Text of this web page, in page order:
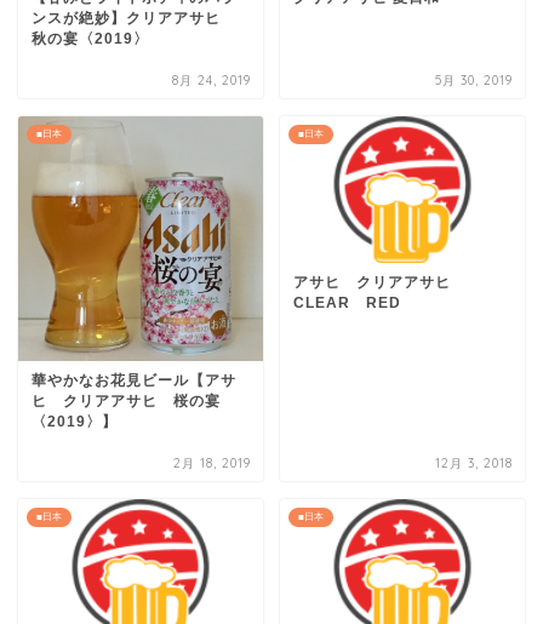
ンスが絶妙】クリアアサヒ
秋の宴〈2019〉
8月 24, 2019 5月 30, 2019
■日本
華やかなお花見ビール【アサ
ヒ クリアアサヒ 桜の宴
〈2019〉】
2月 18, 2019
■日本
アサヒ クリアアサヒ
CLEAR RED
12月 3, 2018
■日本 ■日本